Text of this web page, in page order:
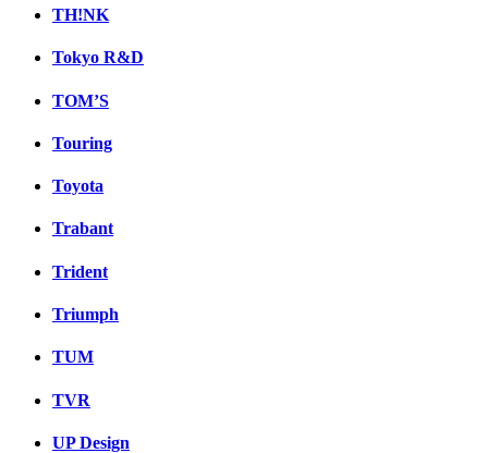
TH!NK
Tokyo R&D
TOM’S
Touring
Toyota
Trabant
Trident
Triumph
TUM
TVR
UP Design